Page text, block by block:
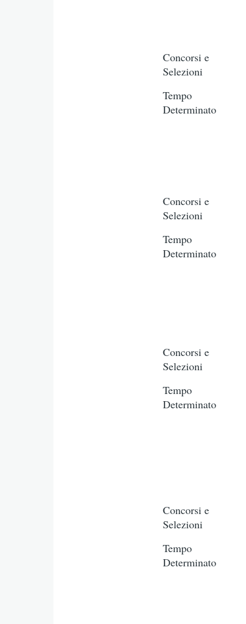
Concorsi e
Selezioni
Tempo
Determinato
Concorsi e
Selezioni
Tempo
Determinato
Concorsi e
Selezioni
Tempo
Determinato
Concorsi e
Selezioni
Tempo
Determinato